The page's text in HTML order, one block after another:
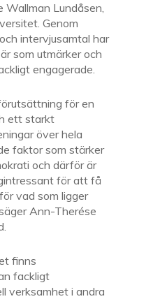
Wallman Lundåsen,
Genom
intervjusamtal har
som utmärker och
engagerade.
för en
ett starkt
över hela
faktor som stärker
och därför är
för att få
vad som ligger
Ann-Therése
finns
fackligt
verksamhet i andra